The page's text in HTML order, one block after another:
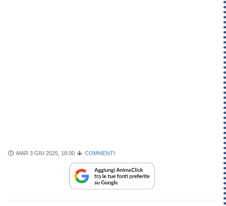
MAR 3 GIU 2025, 18:00 COMMENTI